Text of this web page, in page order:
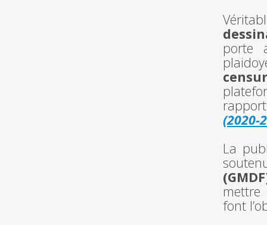
porte
(2020-
La
mettre
font